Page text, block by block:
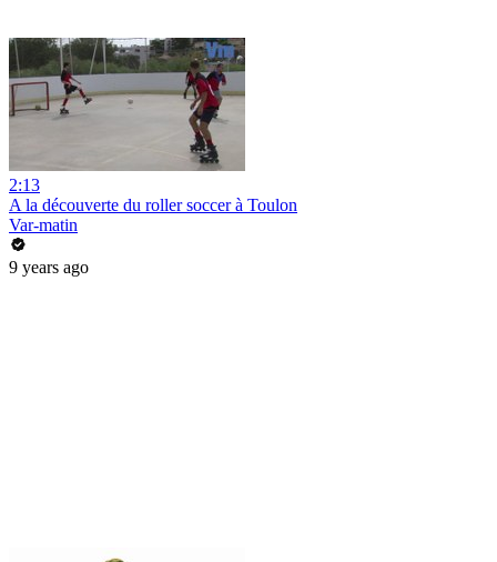
2:13
A la découverte du roller soccer à Toulon
Var-matin
9 years ago